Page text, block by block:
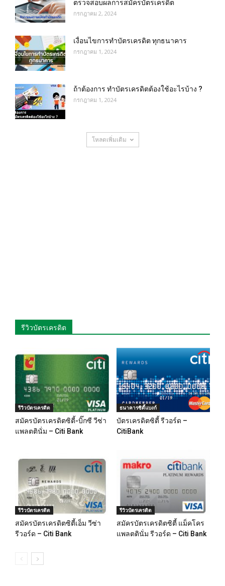
ตรวจสอบผลการสมัครบัตรเครดิต
กรกฎาคม 2, 2024
เงื่อนไขการทําบัตรเครดิต ทุกธนาคาร
กรกฎาคม 1, 2024
ถ้าต้องการ ทําบัตรเครดิตต้องใช้อะไรบ้าง ?
กรกฎาคม 1, 2024
โหลดเพิ่มเติม
รีวิวบัตรเครดิต
รีวิวบัตรเครดิต
สมัครบัตรเครดิตซิตี้-บิ๊กซี วีซ่า
แพลตตินั่ม – Citi Bank
ธนาคารซิตี้แบงก์
บัตรเครดิตซิตี้ รีวอร์ด –
CitiBank
รีวิวบัตรเครดิต
สมัครบัตรเครดิตซิตี้เอ็ม วีซ่า
รีวอร์ด – Citi Bank
รีวิวบัตรเครดิต
สมัครบัตรเครดิตซิตี้ แม็คโคร
แพลตตินั่ม รีวอร์ด – Citi Bank